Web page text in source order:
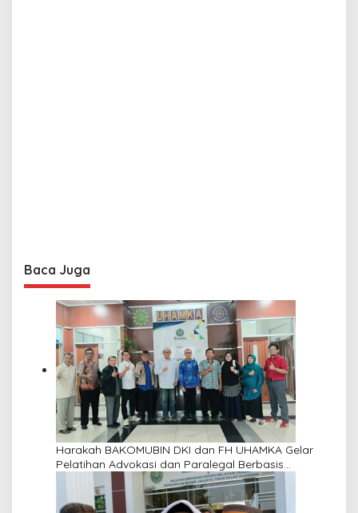
Baca Juga
Harakah BAKOMUBIN DKI dan FH UHAMKA Gelar
Pelatihan Advokasi dan Paralegal Berbasis
Masyarakat